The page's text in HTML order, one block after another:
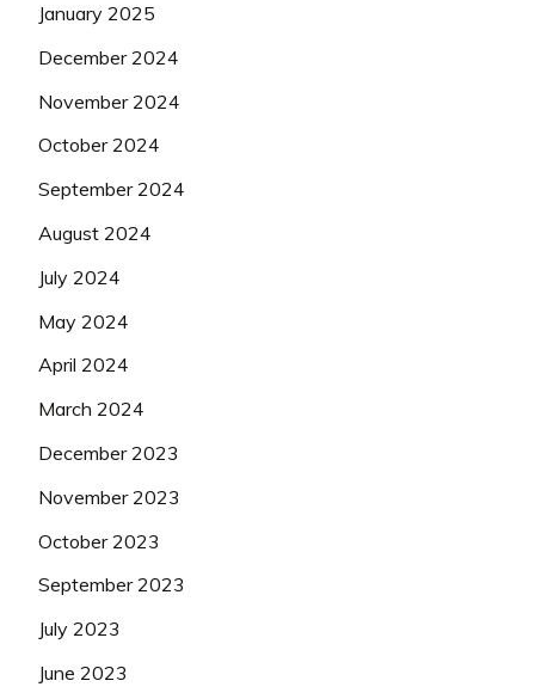
January 2025
December 2024
November 2024
October 2024
September 2024
August 2024
July 2024
May 2024
April 2024
March 2024
December 2023
November 2023
October 2023
September 2023
July 2023
June 2023